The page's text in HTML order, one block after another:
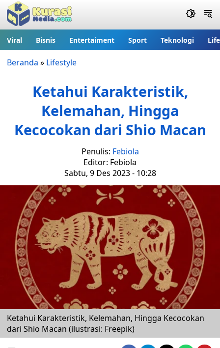
Viral Bisnis Entertaiment Sport Teknologi
Beranda » Lifestyle
Ketahui Karakteristik,
Kelemahan, Hingga
Kecocokan dari Shio Macan
Penulis: Febiola
Editor: Febiola
Sabtu, 9 Des 2023 - 10:28
Ketahui Karakteristik, Kelemahan, Hingga Kecocokan
dari Shio Macan (ilustrasi: Freepik)